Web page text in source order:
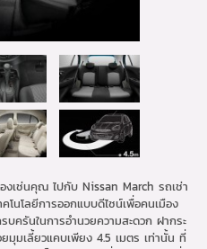
งเช่นคุณ ไปกับ Nissan March รถเช่า
โนโลยีการออกแบบดีไซน์เพื่อคนเมือง
ครันในการอำนวยความสะดวก ฝากระ
มุมเลี้ยวแคบเพียง 4.5 เมตร เท่านั้น ที่